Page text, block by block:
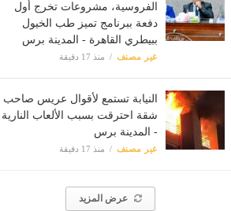
الفروسية، مشروعات تخرج أول
دفعة ببرنامج تميز طب الخيول
ببيطري القاهرة - المدينة برس
غير مصنف منذ 17 دقيقة
النيابة تستمع لأقوال عريس صاحب
شقة احترقت بسبب الألعاب النارية
- المدينة برس
غير مصنف منذ 17 دقيقة
عرض المزيد